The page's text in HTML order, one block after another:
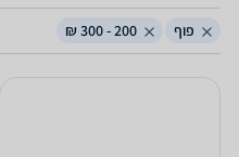
פוף 200 - 300 ₪